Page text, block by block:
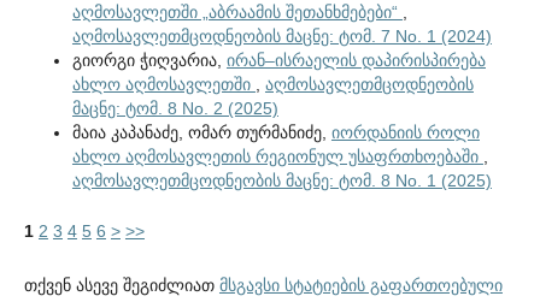
აღმოსავლეთში „აბრაამის შეთანხმებები“ ,
აღმოსავლეთმცოდნეობის მაცნე: ტომ. 7 No. 1 (2024)
გიორგი ჭიღვარია, ირან–ისრაელის დაპირისპირება
ახლო აღმოსავლეთში , აღმოსავლეთმცოდნეობის
მაცნე: ტომ. 8 No. 2 (2025)
მაია კაპანაძე, ომარ თურმანიძე, იორდანიის როლი
ახლო აღმოსავლეთის რეგიონულ უსაფრთხოებაში ,
აღმოსავლეთმცოდნეობის მაცნე: ტომ. 8 No. 1 (2025)
1 2 3 4 5 6 > >>
თქვენ ასევე შეგიძლიათ მსგავსი სტატიების გაფართოებული